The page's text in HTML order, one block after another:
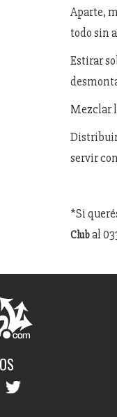
Aparte,
todo sin
Estirar
Mezclar
Distribuir
servir
*Si
Clubal